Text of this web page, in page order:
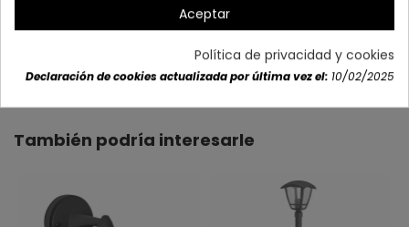
Detalles del producto
También podría interesarle
Aceptar
Política de privacidad y cookies
Declaración de cookies actualizada por última vez el: 10/02/2025